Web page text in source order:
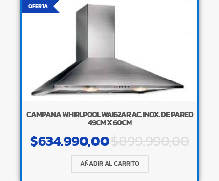
OFERTA
CAMPANA WHIRLPOOL WAI62AR AC. INOX. DE PARED
49CM X 60CM
$634.990,00$899.990,00
AÑADIR AL CARRITO